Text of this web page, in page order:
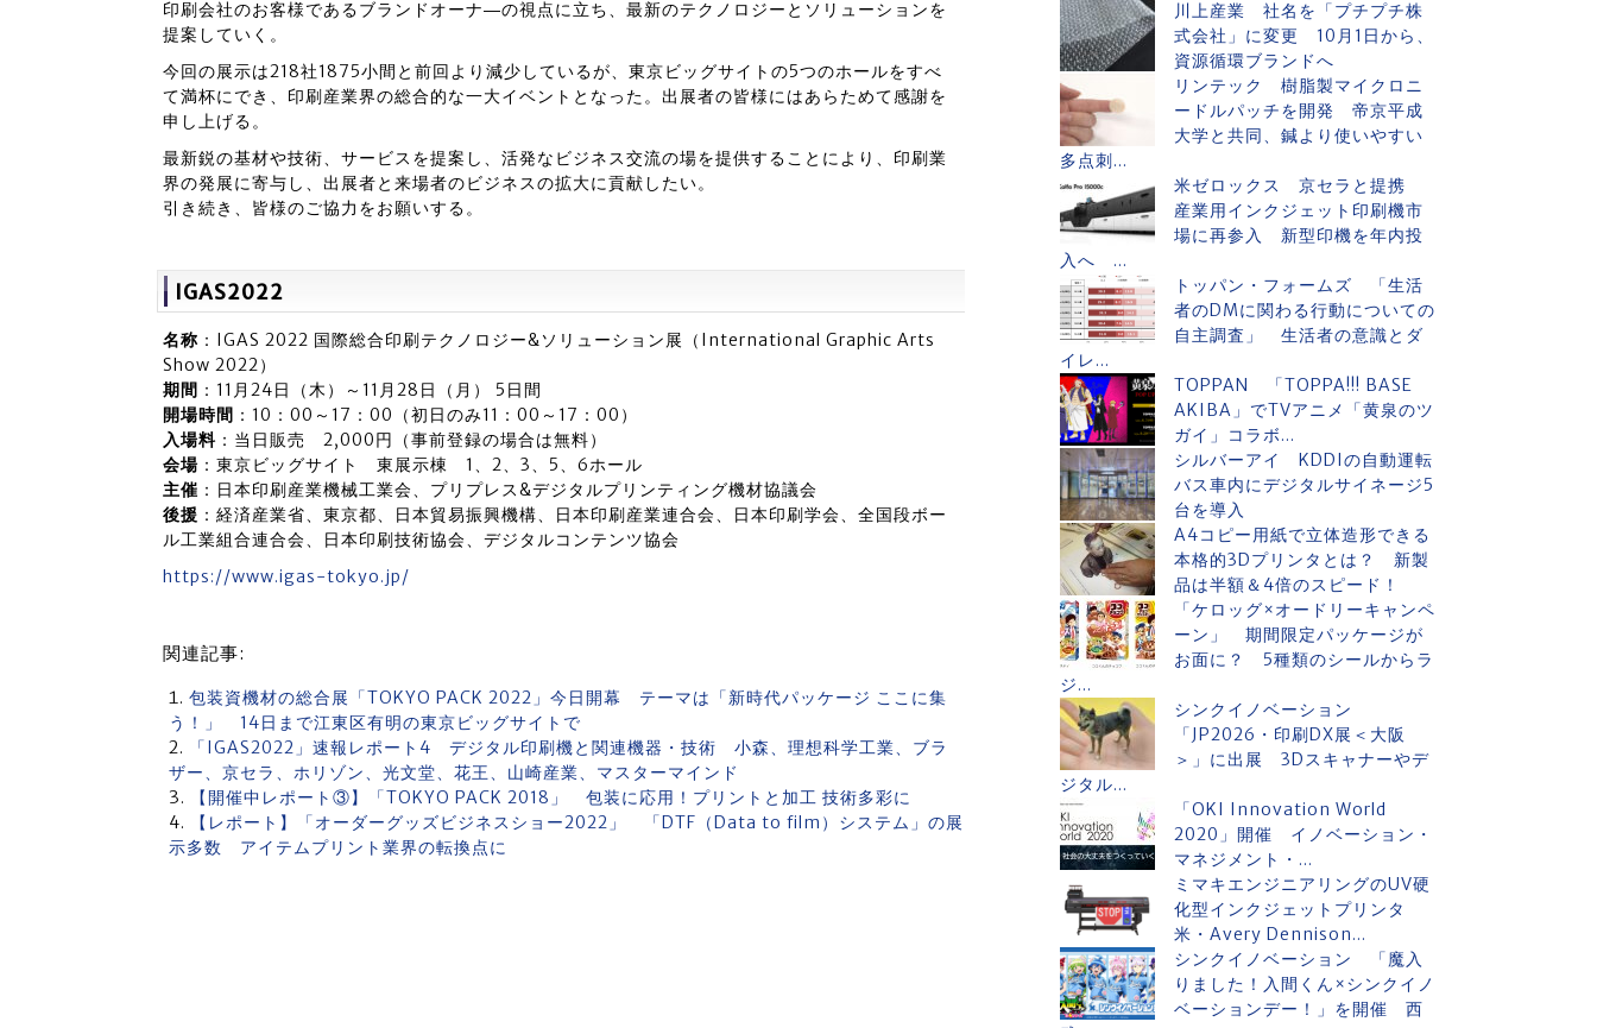
印刷会社のお客様であるブランドオーナ―の視点に立ち、最新のテクノロジーとソリューションを
提案していく。
今回の展示は218社1875小間と前回より減少しているが、東京ビッグサイトの5つのホールをすべ
て満杯にでき、印刷産業界の総合的な一大イベントとなった。出展者の皆様にはあらためて感謝を
申し上げる。
最新鋭の基材や技術、サービスを提案し、活発なビジネス交流の場を提供することにより、印刷業
界の発展に寄与し、出展者と来場者のビジネスの拡大に貢献したい。
引き続き、皆様のご協力をお願いする。
IGAS2022
名称 ：IGAS 2022 国際総合印刷テクノロジー&ソリューション展（International Graphic Arts
Show 2022）
期間 ：11月24日（木）～11月28日（月） 5日間
開場時間 ：10：00～17：00（初日のみ11：00～17：00）
入場料 ：当日販売 2,000円（事前登録の場合は無料）
会場 ：東京ビッグサイト 東展示棟 1、2、3、5、6ホール
主催 ：日本印刷産業機械工業会、プリプレス&デジタルプリンティング機材協議会
後援 ：経済産業省、東京都、日本貿易振興機構、日本印刷産業連合会、日本印刷学会、全国段ボー
ル工業組合連合会、日本印刷技術協会、デジタルコンテンツ協会
https://www.igas-tokyo.jp/
関連記事:
包装資機材の総合展「TOKYO PACK 2022」今日開幕 テーマは「新時代パッケージ ここに集
う！」 14日まで江東区有明の東京ビッグサイトで
「IGAS2022」速報レポート4 デジタル印刷機と関連機器・技術 小森、理想科学工業、ブラ
ザー、京セラ、ホリゾン、光文堂、花王、山崎産業、マスターマインド
【開催中レポート③】「TOKYO PACK 2018」 包装に応用！プリントと加工 技術多彩に
【レポート】「オーダーグッズビジネスショー2022」 「DTF（Data to film）システム」の展
示多数 アイテムプリント業界の転換点に
川上産業 社名を「プチプチ株
式会社」に変更 10月1日から、
資源循環ブランドへ
リンテック 樹脂製マイクロニ
ードルパッチを開発 帝京平成
大学と共同、鍼より使いやすい
多点刺...
米ゼロックス 京セラと提携
産業用インクジェット印刷機市
場に再参入 新型印機を年内投
入へ ...
トッパン・フォームズ 「生活
者のDMに関わる行動についての
自主調査」 生活者の意識とダ
イレ...
TOPPAN 「TOPPA!!! BASE
AKIBA」でTVアニメ「黄泉のツ
ガイ」コラボ...
シルバーアイ KDDIの自動運転
バス車内にデジタルサイネージ5
台を導入
A4コピー用紙で立体造形できる
本格的3Dプリンタとは？ 新製
品は半額＆4倍のスピード！
「ケロッグ×オードリーキャンペ
ーン」 期間限定パッケージが
お面に？ 5種類のシールからラ
ジ...
シンクイノベーション
「JP2026・印刷DX展＜大阪
＞」に出展 3Dスキャナーやデ
ジタル...
「OKI Innovation World
2020」開催 イノベーション・
マネジメント・...
ミマキエンジニアリングのUV硬
化型インクジェットプリンタ
米・Avery Dennison...
シンクイノベーション 「魔入
りました！入間くん×シンクイノ
ベーションデー！」を開催 西